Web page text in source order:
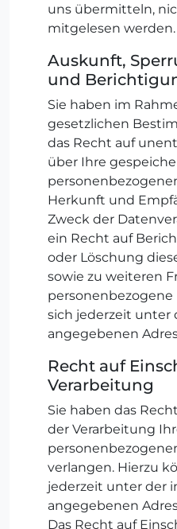
uns übermitteln,
mitgelesen werden.
Auskunft,
und
Sie haben im
gesetzlichen
das Recht auf
über Ihre
Herkunft und
Zweck der
ein Recht auf
oder Löschung
sowie zu weiteren
sich jederzeit unter
angegebenen
Recht auf
Verarbeitung
Sie haben das
der Verarbeitung
verlangen. Hierzu
jederzeit unter der
angegebenen
Das Recht auf